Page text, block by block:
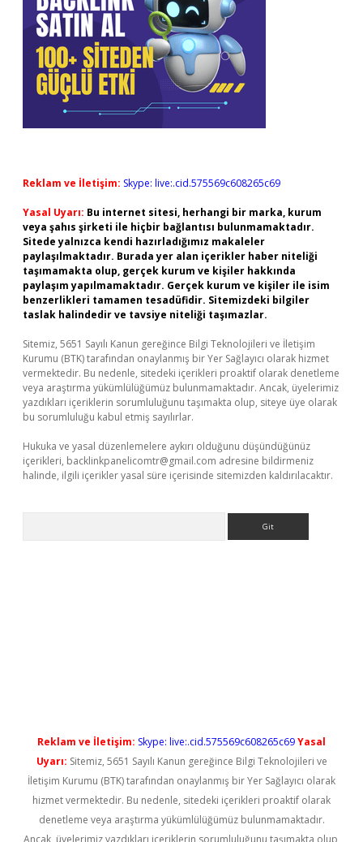
Reklam ve İletişim: Skype: live:.cid.575569c608265c69
Yasal Uyarı: Bu internet sitesi, herhangi bir marka, kurum
veya şahıs şirketi ile hiçbir bağlantısı bulunmamaktadır.
Sitede yalnızca kendi hazırladığımız makaleler
paylaşılmaktadır. Burada yer alan içerikler haber niteliği
taşımamakta olup, gerçek kurum ve kişiler hakkında
paylaşım yapılmamaktadır. Gerçek kurum ve kişiler ile isim
benzerlikleri tamamen tesadüfidir. Sitemizdeki bilgiler
taslak halindedir ve tavsiye niteliği taşımazlar.
Sitemiz, 5651 Sayılı Kanun gereğince Bilgi Teknolojileri ve İletişim
Kurumu (BTK) tarafından onaylanmış bir Yer Sağlayıcı olarak hizmet
vermektedir. Bu nedenle, sitedeki içerikleri proaktif olarak denetleme
veya araştırma yükümlülüğümüz bulunmamaktadır. Ancak, üyelerimiz
yazdıkları içeriklerin sorumluluğunu taşımakta olup, siteye üye olarak
bu sorumluluğu kabul etmiş sayılırlar.
Hukuka ve yasal düzenlemelere aykırı olduğunu düşündüğünüz
içerikleri, backlinkpanelicomtr@gmail.com adresine bildirmeniz
halinde, ilgili içerikler yasal süre içerisinde sitemizden kaldırılacaktır.
Reklam ve İletişim: Skype: live:.cid.575569c608265c69Yasal
Uyarı: Sitemiz, 5651 Sayılı Kanun gereğince Bilgi Teknolojileri ve
İletişim Kurumu (BTK) tarafından onaylanmış bir Yer Sağlayıcı olarak
hizmet vermektedir. Bu nedenle, sitedeki içerikleri proaktif olarak
denetleme veya araştırma yükümlülüğümüz bulunmamaktadır.
Ancak, üyelerimiz yazdıkları içeriklerin sorumluluğunu taşımakta olup,